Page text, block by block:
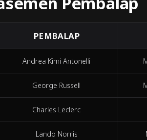
PEMBALAP
Andrea Kimi Antonelli
George Russell
Charles Leclerc
Lando Norris